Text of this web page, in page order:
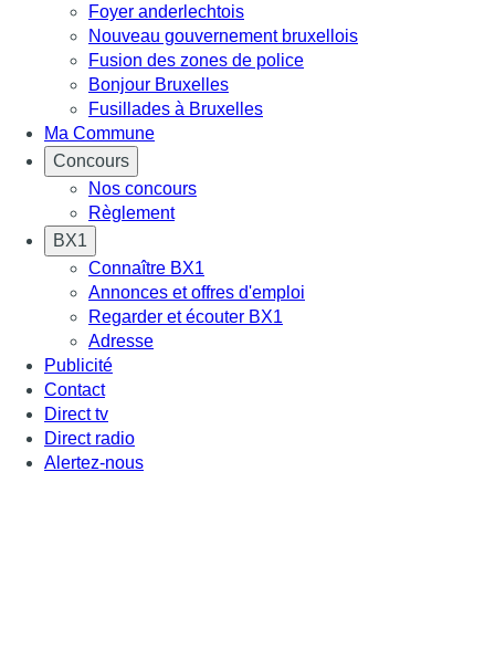
Foyer anderlechtois
Nouveau gouvernement bruxellois
Fusion des zones de police
Bonjour Bruxelles
Fusillades à Bruxelles
Ma Commune
Concours
Nos concours
Règlement
BX1
Connaître BX1
Annonces et offres d'emploi
Regarder et écouter BX1
Adresse
Publicité
Contact
Direct tv
Direct radio
Alertez-nous